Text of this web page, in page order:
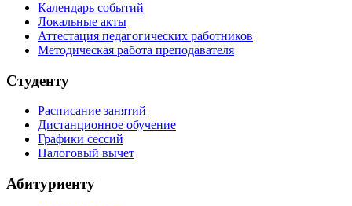
Календарь событий
Локальные акты
Аттестация педагогических работников
Методическая работа преподавателя
Студенту
Расписание занятий
Дистанционное обучение
Графики сессий
Налоговый вычет
Абитуриенту